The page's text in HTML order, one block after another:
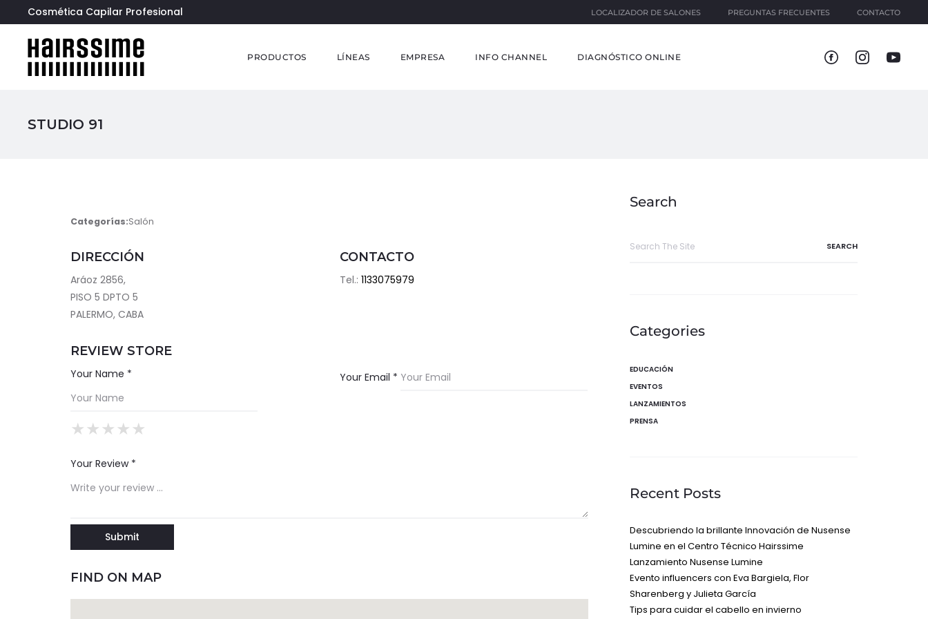
Cosmética Capilar Profesional LOCALIZADOR DE SALONES PREGUNTAS FRECUENTES CONTACTO
PRODUCTOS LÍNEAS EMPRESA INFO CHANNEL DIAGNÓSTICO ONLINE
STUDIO 91
Categorías:Salón
DIRECCIÓN
Aráoz 2856,
PISO 5 DPTO 5
PALERMO, CABA
CONTACTO
Tel.: 1133075979
REVIEW STORE
Your Name * Your Email *
★
★★
★★★
★★★★
★★★★★
Your Review *
FIND ON MAP
Search
Categories
EDUCACIÓN
EVENTOS
LANZAMIENTOS
PRENSA
Recent Posts
Descubriendo la brillante Innovación de Nusense
Lumine en el Centro Técnico Hairssime
Lanzamiento Nusense Lumine
Evento influencers con Eva Bargiela, Flor
Sharenberg y Julieta García
Tips para cuidar el cabello en invierno